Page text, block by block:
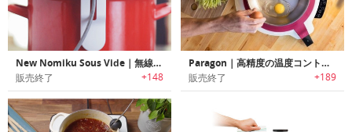
New Nomiku Sous Vide｜無線LAN接続可能な真空調理用イマージョンサーキュレーター
販売終了 +148
Paragon｜高精度の温度コントロールで完璧な調理を可能にするスマートクッキングシステム「パラゴン」
販売終了 +189